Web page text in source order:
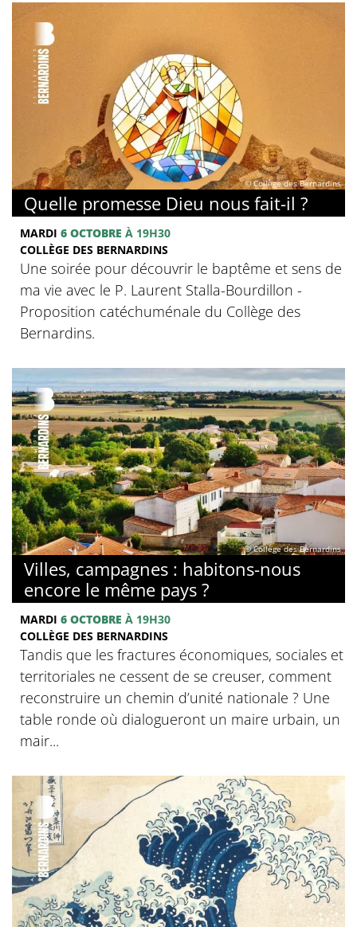
© Collège des Bernardins
Quelle promesse Dieu nous fait-il ?
MARDI 6 OCTOBRE À 19H30
COLLÈGE DES BERNARDINS
Une soirée pour découvrir le baptême et sens de
ma vie avec le P. Laurent Stalla-Bourdillon -
Proposition catéchuménale du Collège des
Bernardins.
© Collège des Bernardins
Villes, campagnes : habitons-nous
encore le même pays ?
MARDI 6 OCTOBRE À 19H30
COLLÈGE DES BERNARDINS
Tandis que les fractures économiques, sociales et
territoriales ne cessent de se creuser, comment
reconstruire un chemin d’unité nationale ? Une
table ronde où dialogueront un maire urbain, un
mair...